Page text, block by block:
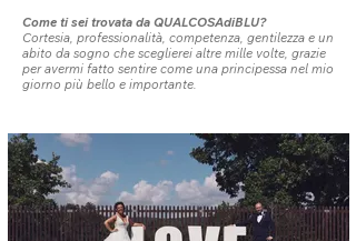
Come ti sei trovata da QUALCOSAdiBLU?
Cortesia, professionalità, competenza, gentilezza e un
abito da sogno che sceglierei altre mille volte, grazie
per avermi fatto sentire come una principessa nel mio
giorno più bello e importante.